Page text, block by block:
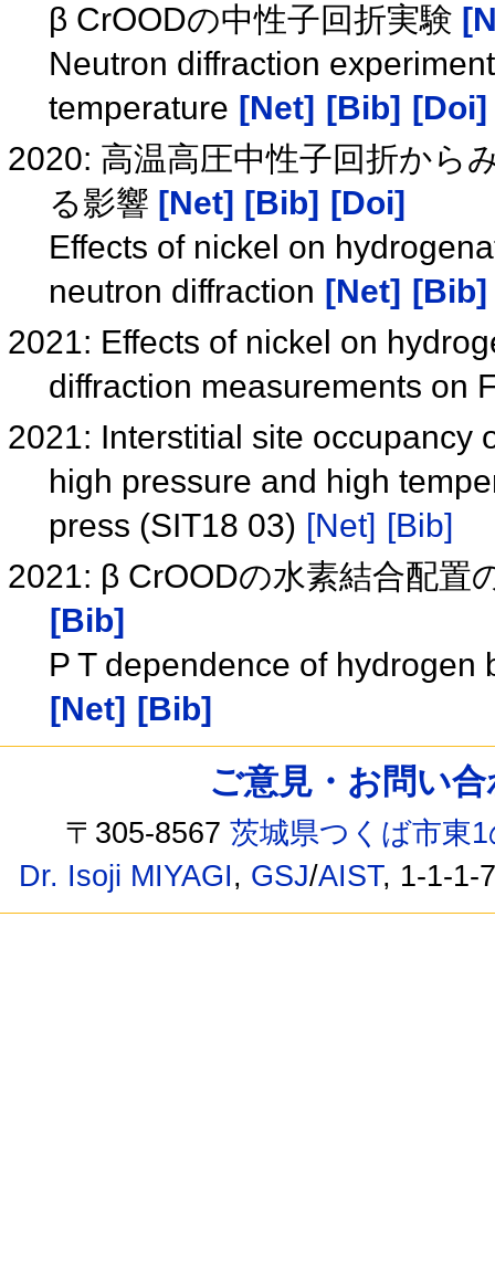
β CrOODの中性子回折実験
Neutron diffraction
temperature [Net] [Bib]
[Doi]
2020: 高温高圧中性子回折から
る影響 [Net] [Bib]
[Doi]
Effects of nickel on
neutron diffraction [Net]
[Bib]
2021: Effects of nickel on
diffraction measurements on
2021: Interstitial site occupancy
high pressure and high
press (SIT18 03) [Net] [Bib]
2021: β CrOODの水素結合配置
[Bib]
P T dependence of hydrogen
[Net]
[Bib]
ご意見・お問い
〒305-8567茨城県つくば市東
Dr. Isoji MIYAGI, GSJ/AIST, 1-1-1-